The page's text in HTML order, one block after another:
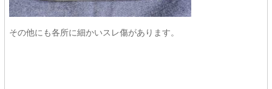
その他にも各所に細かいスレ傷があります。